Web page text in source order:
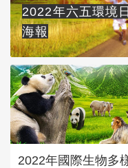
2022年六五環境
海報
2022年國際生物多